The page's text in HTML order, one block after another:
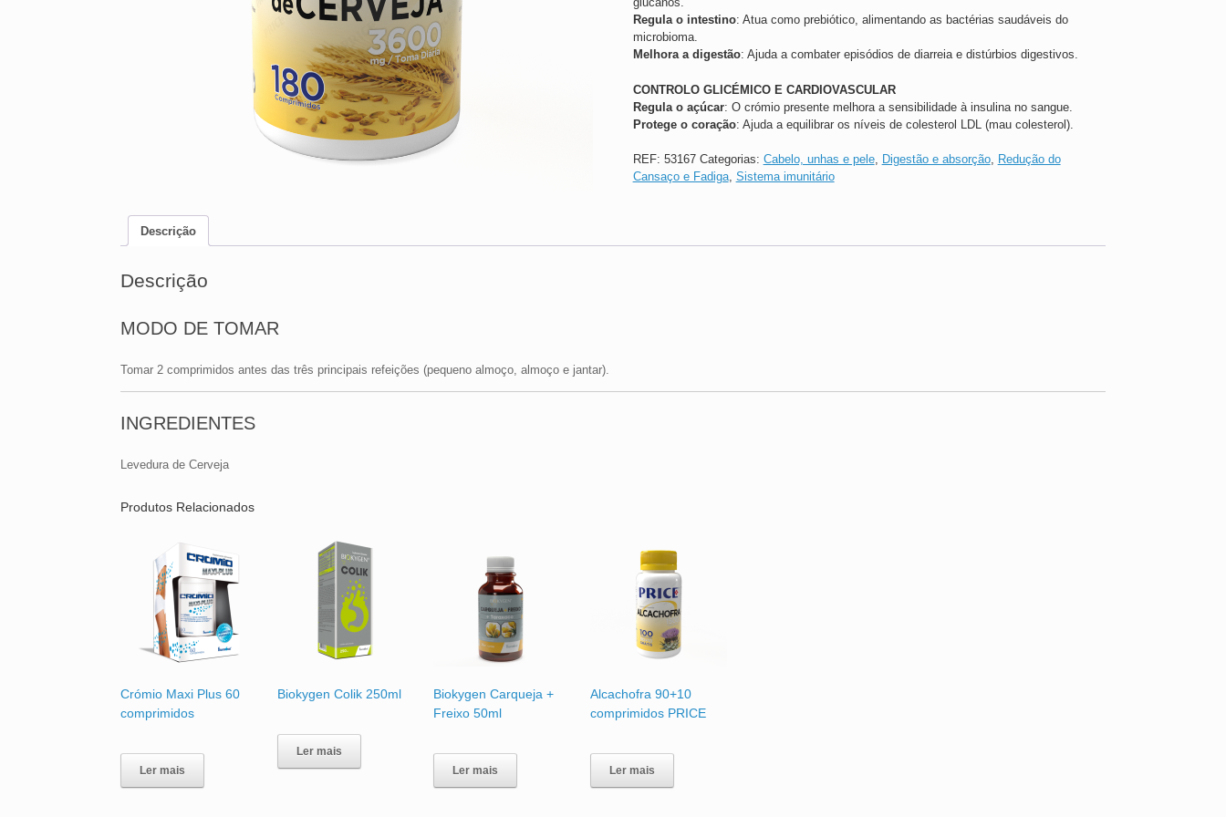
Regula o intestino: Atua como prebiótico, alimentando as bactérias saudáveis do
microbioma.
Melhora a digestão: Ajuda a combater episódios de diarreia e distúrbios digestivos.
CONTROLO GLICÉMICO E CARDIOVASCULAR
Regula o açúcar: O crómio presente melhora a sensibilidade à insulina no sangue.
Protege o coração: Ajuda a equilibrar os níveis de colesterol LDL (mau colesterol).
REF: 53167 Categorias: Cabelo, unhas e pele, Digestão e absorção, Redução do
Cansaço e Fadiga, Sistema imunitário
Descrição
Descrição
MODO DE TOMAR
Tomar 2 comprimidos antes das três principais refeições (pequeno almoço, almoço e jantar).
INGREDIENTES
Levedura de Cerveja
Produtos Relacionados
Crómio Maxi Plus 60
comprimidos
Ler mais
Biokygen Colik 250ml
Ler mais
Biokygen Carqueja +
Freixo 50ml
Ler mais
Alcachofra 90+10
comprimidos PRICE
Ler mais